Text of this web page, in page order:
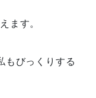
ます。
もびっくりする